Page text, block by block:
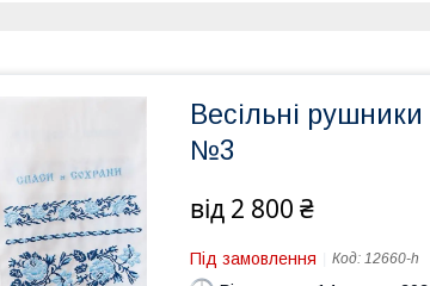
Весільні
№3
від 2 800 ₴
Під замовлення Код: 12660-h